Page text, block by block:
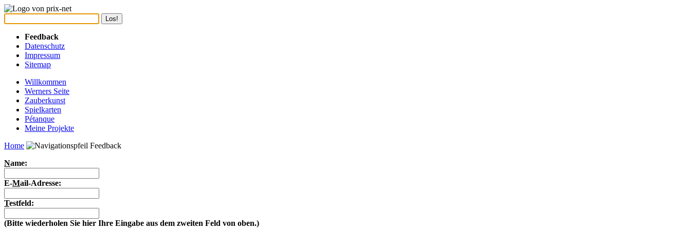
Feedback
Datenschutz
Impressum
Sitemap
Willkommen
Werners Seite
Zauberkunst
Spielkarten
Pétanque
Meine Projekte
Home
Feedback
Name:
E-Mail-Adresse:
Testfeld:
(Bitte wiederholen Sie hier Ihre Eingabe aus dem zweiten Feld von oben.)